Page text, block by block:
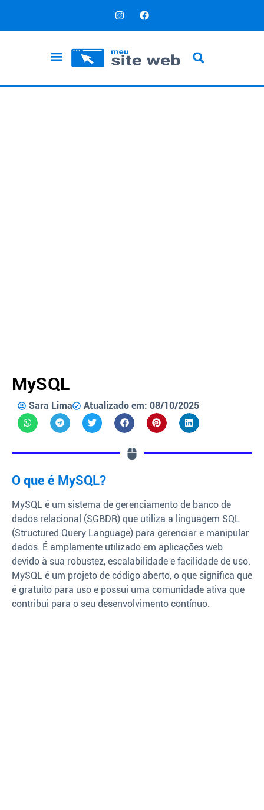
MySQL
Sara Lima Atualizado em: 08/10/2025
O que é MySQL?
MySQL é um sistema de gerenciamento de banco de
dados relacional (SGBDR) que utiliza a linguagem SQL
(Structured Query Language) para gerenciar e manipular
dados. É amplamente utilizado em aplicações web
devido à sua robustez, escalabilidade e facilidade de uso.
MySQL é um projeto de código aberto, o que significa que
é gratuito para uso e possui uma comunidade ativa que
contribui para o seu desenvolvimento contínuo.